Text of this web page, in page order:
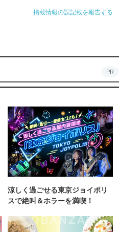
掲載情報の誤記載を報告する
PR
涼しく過ごせる東京ジョイポリ
スで絶叫＆ホラーを満喫！